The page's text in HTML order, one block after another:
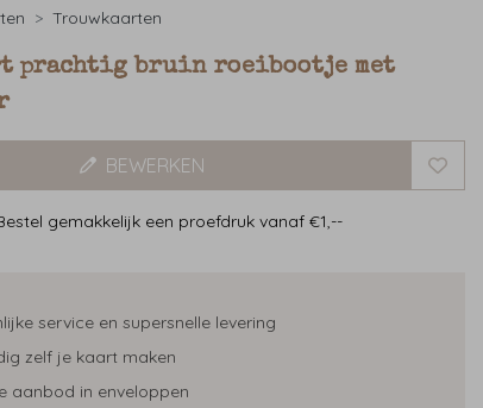
Trouwkaarten
prachtig bruin roeibootje met
BEWERKEN
gemakkelijk een proefdruk vanaf €1,--
service en supersnelle levering
zelf je kaart maken
aanbod in enveloppen